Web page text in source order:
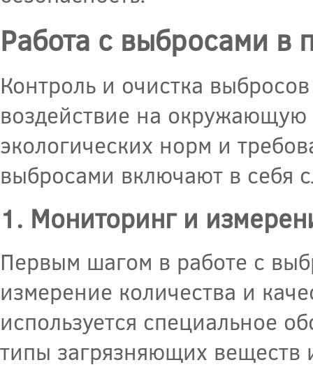
Работа с выбросами в
Контроль и очистка
воздействие на
экологических норм и
выбросами включают в себя
1. Мониторинг и
Первым шагом в работе с
измерение количества и
используется специальное
типы загрязняющих веществ